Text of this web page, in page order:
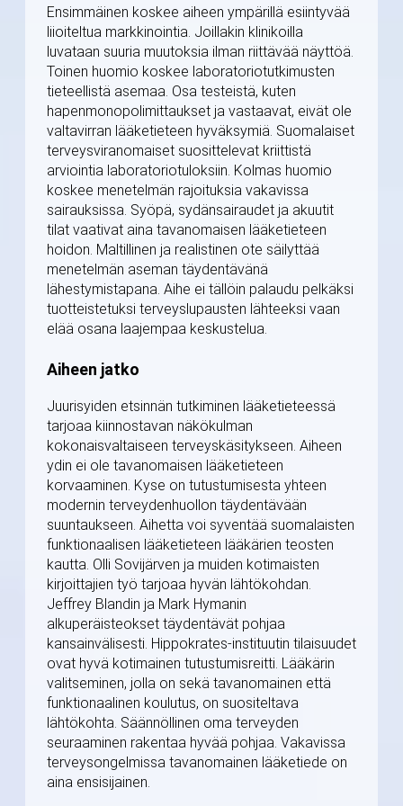
Ensimmäinen koskee aiheen ympärillä esiintyvää
liioiteltua markkinointia. Joillakin klinikoilla
luvataan suuria muutoksia ilman riittävää näyttöä.
Toinen huomio koskee laboratoriotutkimusten
tieteellistä asemaa. Osa testeistä, kuten
hapenmonopolimittaukset ja vastaavat, eivät ole
valtavirran lääketieteen hyväksymiä. Suomalaiset
terveysviranomaiset suosittelevat kriittistä
arviointia laboratoriotuloksiin. Kolmas huomio
koskee menetelmän rajoituksia vakavissa
sairauksissa. Syöpä, sydänsairaudet ja akuutit
tilat vaativat aina tavanomaisen lääketieteen
hoidon. Maltillinen ja realistinen ote säilyttää
menetelmän aseman täydentävänä
lähestymistapana. Aihe ei tällöin palaudu pelkäksi
tuotteistetuksi terveyslupausten lähteeksi vaan
elää osana laajempaa keskustelua.
Aiheen jatko
Juurisyiden etsinnän tutkiminen lääketieteessä
tarjoaa kiinnostavan näkökulman
kokonaisvaltaiseen terveyskäsitykseen. Aiheen
ydin ei ole tavanomaisen lääketieteen
korvaaminen. Kyse on tutustumisesta yhteen
modernin terveydenhuollon täydentävään
suuntaukseen. Aihetta voi syventää suomalaisten
funktionaalisen lääketieteen lääkärien teosten
kautta. Olli Sovijärven ja muiden kotimaisten
kirjoittajien työ tarjoaa hyvän lähtökohdan.
Jeffrey Blandin ja Mark Hymanin
alkuperäisteokset täydentävät pohjaa
kansainvälisesti. Hippokrates-instituutin tilaisuudet
ovat hyvä kotimainen tutustumisreitti. Lääkärin
valitseminen, jolla on sekä tavanomainen että
funktionaalinen koulutus, on suositeltava
lähtökohta. Säännöllinen oma terveyden
seuraaminen rakentaa hyvää pohjaa. Vakavissa
terveysongelmissa tavanomainen lääketiede on
aina ensisijainen.